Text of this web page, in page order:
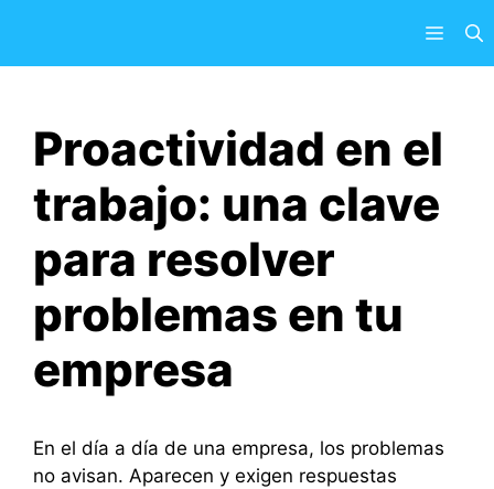
contenido
Menú
Proactividad en el
trabajo: una clave
para resolver
problemas en tu
empresa
En el día a día de una empresa, los problemas
no avisan. Aparecen y exigen respuestas